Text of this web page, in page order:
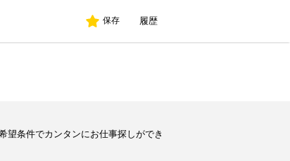
保存 履歴
望条件でカンタンにお仕事探しができ